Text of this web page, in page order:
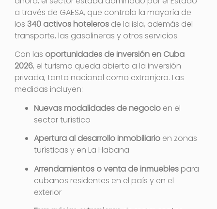
a través de GAESA, que controla la mayoría de
los 340 activos hoteleros de la isla, además del
transporte, las gasolineras y otros servicios.
Con las oportunidades de inversión en Cuba
2026, el turismo queda abierto a la inversión
privada, tanto nacional como extranjera. Las
medidas incluyen:
Nuevas modalidades de negocio en el
sector turístico
Apertura al desarrollo inmobiliario en zonas
turísticas y en La Habana
Arrendamientos o venta de inmuebles para
cubanos residentes en el país y en el
exterior